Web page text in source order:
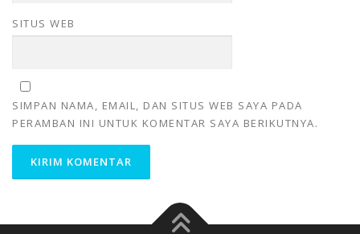
SITUS WEB
SIMPAN NAMA, EMAIL, DAN SITUS WEB SAYA PADA
PERAMBAN INI UNTUK KOMENTAR SAYA BERIKUTNYA.